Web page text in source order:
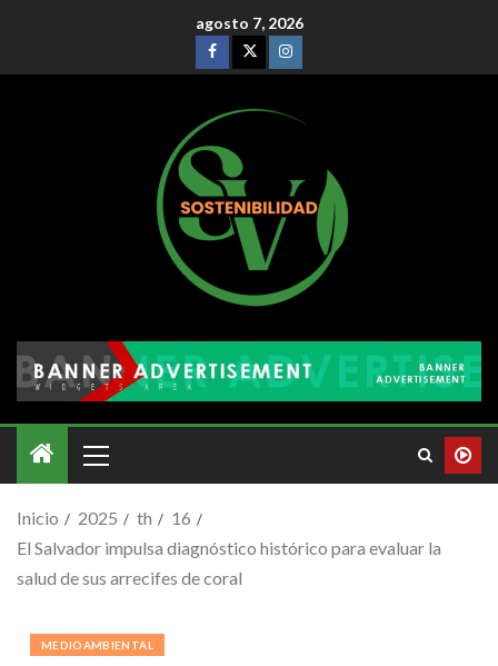
agosto 7, 2026
Inicio 2025 th
16
El Salvador impulsa diagnóstico histórico para evaluar la
salud de sus arrecifes de coral
MEDIOAMBIENTAL